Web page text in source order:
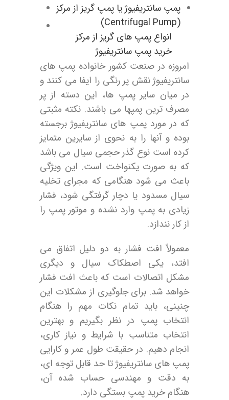
پمپ سانتریفیوژ یا پمپ گریز از مرکز
(Centrifugal Pump)
انواع پمپ های گریز از مرکز
خرید پمپ سانتریفیوژ
امروزه در صنعت کشور خانواده پمپ های
سانتریفیوژ نقش پر رنگی را ایفا می کنند و
در میان سایر پمپ ها، این دسته از پر
مصرف ‌ترین پمپها می‌ باشند. نکته مثبتی
که در مورد پمپ های سانتریفیوژ برجسته
بوده و آنها را به نحوی از سایرین متمایز
کرده است نوع گذر حجمی سیال می باشد
که به صورت یکنواخت است. این ویژگی
باعث می شود هنگامی که مجرای تخلیه
سیال مسدود یا دچار گرفتگی شود، فشار
زیادی به پمپ وارد نشده و موتور پمپ را
از کار نندازد.
معمولاٌ افت فشار به دو دلیل اتفاق می
افتد، یکی اصطکاک سیال و دیگری
مشکل اتصالات است که باعث افت فشار
خواهد شد. برای جلوگیری از مشکلات این
چنینی، باید تمام نکات مهم را هنگام
انتخاب پمپ در نظر بگیریم و بهترین
انتخاب متناسب با شرایط و نیاز کاری،
انجام دهیم. در حقیقت طول عمر و کارایی
پمپ های سانتریفیوژ تا حد قابل توجه ای،
به دقت و مهندسی حساب شده آن،
هنگام خرید پمپ بستگی دارد.